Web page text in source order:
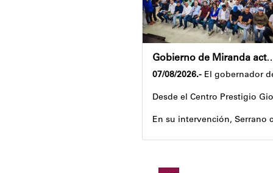
Gobierno de Miranda activa plan de
07/08/2026.- El gobernador
Desde el Centro Prestigio
En su intervención, Serrano
Igualmente, explicó que el
Despliegue territorial